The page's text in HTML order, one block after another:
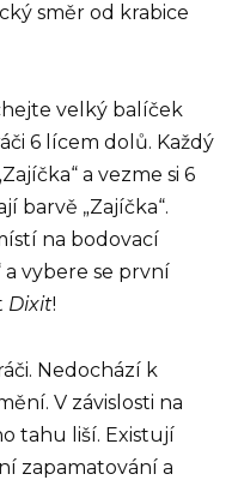
směr od krabice
velký balíček
6 lícem dolů. Každý
a vezme si 6
barvě „Zajíčka“.
na bodovací
a vybere se první
Dixit!
Nedochází k
V závislosti na
tahu liší. Existují
zapamatování a